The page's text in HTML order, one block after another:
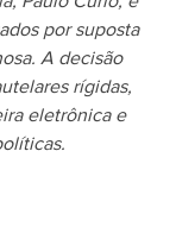
por suposta
A decisão
rígidas,
eletrônica e